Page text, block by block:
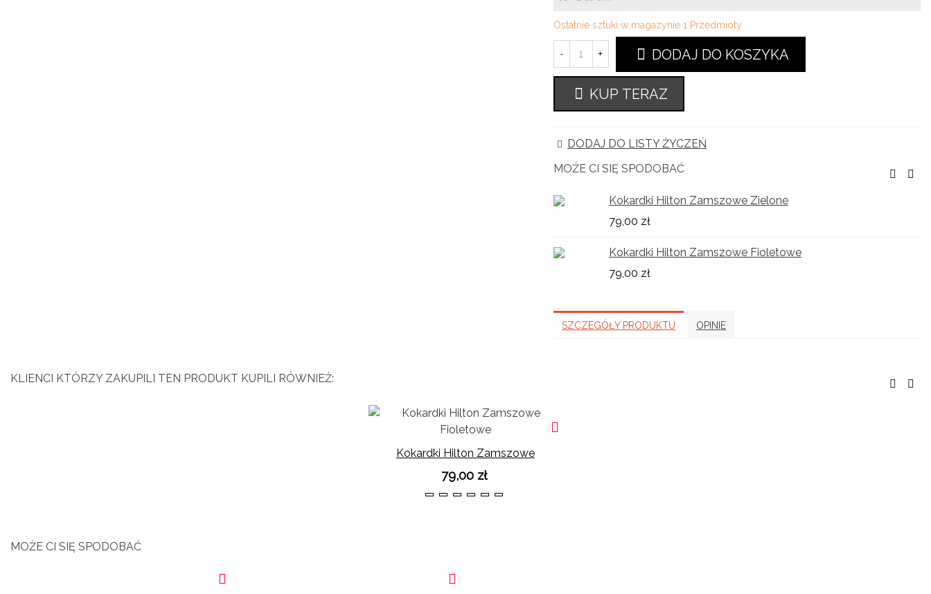
Ostatnie sztuki w magazynie 1 Przedmioty
- + DODAJ DO KOSZYKA
KUP TERAZ
DODAJ DO LISTY ŻYCZEŃ
MOŻE CI SIĘ SPODOBAĆ
Kokardki Hilton Zamszowe Zielone
79,00 zł
Kokardki Hilton Zamszowe Fioletowe
79,00 zł
SZCZEGÓŁY PRODUKTU OPINIE
KLIENCI KTÓRZY ZAKUPILI TEN PRODUKT KUPILI RÓWNIEŻ:
Kokardki Hilton Zamszowe
Fioletowe
79,00 zł
363738394041
MOŻE CI SIĘ SPODOBAĆ